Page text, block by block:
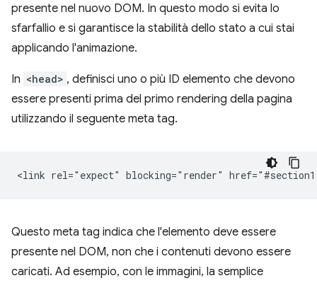
presente nel nuovo DOM. In questo modo si evita lo
sfarfallio e si garantisce la stabilità dello stato a cui stai
applicando l'animazione.
In <head> , definisci uno o più ID elemento che devono
essere presenti prima del primo rendering della pagina
utilizzando il seguente meta tag.
Questo meta tag indica che l'elemento deve essere
presente nel DOM, non che i contenuti devono essere
caricati. Ad esempio, con le immagini, la semplice